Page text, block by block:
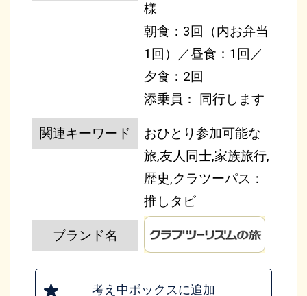
様
朝食：3回（内お弁当
1回）／昼食：1回／
夕食：2回
添乗員： 同行します
関連キーワード
おひとり参加可能な
旅,友人同士,家族旅行,
歴史,クラツーパス：
推しタビ
ブランド名
考え中ボックスに追加